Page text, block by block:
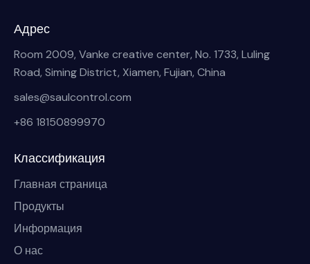
Адрес
Room 2009, Vanke creative center, No. 1733, Luling
Road, Siming District, Xiamen, Fujian, China
sales@saulcontrol.com
+86 18150899970
Классификация
Главная страница
Продукты
Информация
О нас